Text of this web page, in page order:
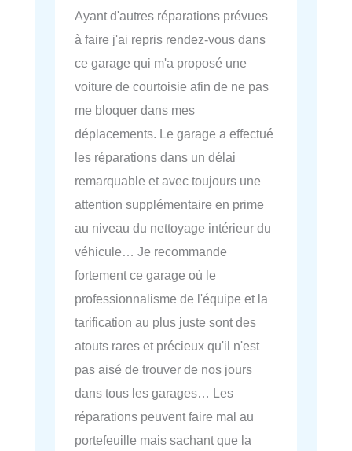
Ayant d'autres réparations prévues
à faire j'ai repris rendez-vous dans
ce garage qui m'a proposé une
voiture de courtoisie afin de ne pas
me bloquer dans mes
déplacements. Le garage a effectué
les réparations dans un délai
remarquable et avec toujours une
attention supplémentaire en prime
au niveau du nettoyage intérieur du
véhicule… Je recommande
fortement ce garage où le
professionnalisme de l'équipe et la
tarification au plus juste sont des
atouts rares et précieux qu'il n'est
pas aisé de trouver de nos jours
dans tous les garages… Les
réparations peuvent faire mal au
portefeuille mais sachant que la